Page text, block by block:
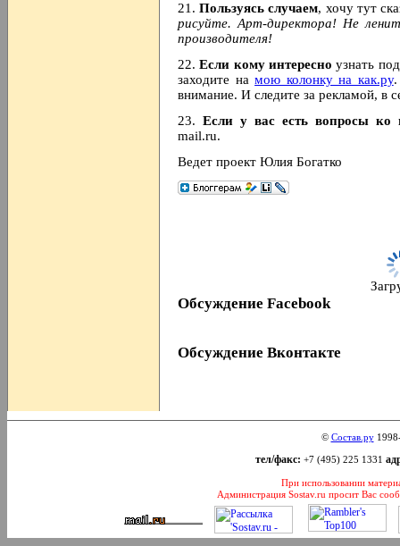
21. Пользуясь случаем, хочу тут
рисуйте. Арт-директора! Не
производителя!
22. Если кому интересно узнать
заходите намою колонку на как.ру.
внимание. И следите за рекламой, в
23. Если у вас есть вопросы ко
mail.ru.
Ведет проект Юлия Богатко
Обсуждение Facebook
Обсуждение Вконтакте
© Состав.ру
тел/факс: +7 (495) 225 1331
При использовании
Администрация Sostav.ru просит Вас